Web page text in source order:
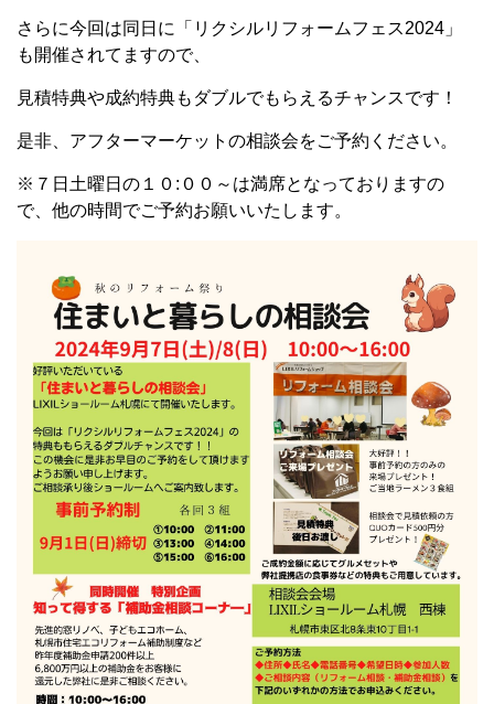
さらに今回は同日に「リクシルリフォームフェス2024」
も開催されてますので、
見積特典や成約特典もダブルでもらえるチャンスです！
是非、アフターマーケットの相談会をご予約ください。
※７日土曜日の１０:００～は満席となっておりますの
で、他の時間でご予約お願いいたします。